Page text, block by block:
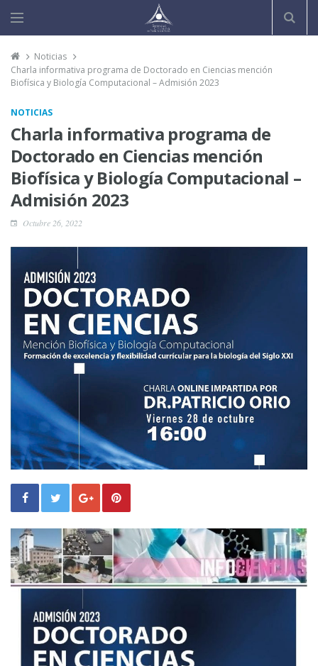
Noticias
Charla informativa programa de Doctorado en Ciencias mención
Biofísica y Biología Computacional – Admisión 2023
NOTICIAS
Charla informativa programa de
Doctorado en Ciencias mención
Biofísica y Biología Computacional –
Admisión 2023
Octubre 26, 2022